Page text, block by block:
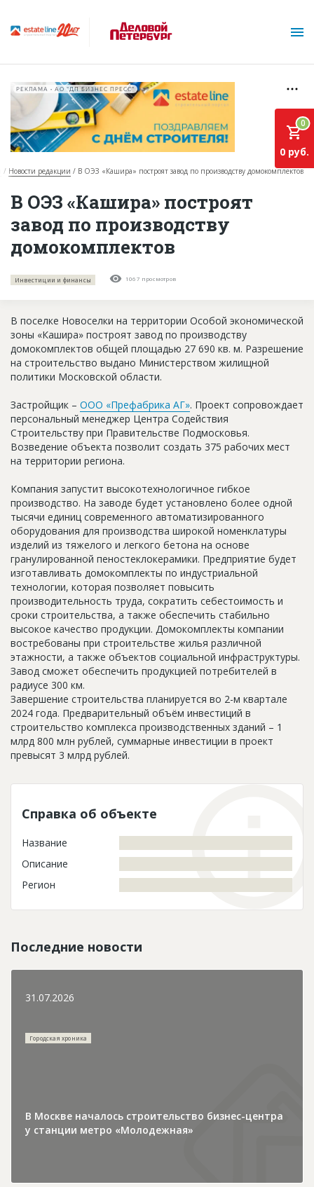
О проекте
Горячие объекты
База строящихся объектов
Инвестпроекты
Глоссарий
Новости
Платные услуги
Пресс-релизы
Правила работы
Контакты
Личный кабинет
РЕКЛАМА • АО "ДП БИЗНЕС ПРЕСС"
Новости редакции В ОЭЗ «Кашира» построят завод по производству домокомплектов
В ОЭЗ «Кашира» построят
завод по производству
домокомплектов
Инвестиции и финансы 1067 просмотров
0
0 руб.
В поселке Новоселки на территории Особой экономической
зоны «Кашира» построят завод по производству
домокомплектов общей площадью 27 690 кв. м. Разрешение
на строительство выдано Министерством жилищной
политики Московской области.
Застройщик – ООО «Префабрика АГ». Проект сопровождает
персональный менеджер Центра Содействия
Строительству при Правительстве Подмосковья.
Возведение объекта позволит создать 375 рабочих мест
на территории региона.
Компания запустит высокотехнологичное гибкое
производство. На заводе будет установлено более одной
тысячи единиц современного автоматизированного
оборудования для производства широкой номенклатуры
изделий из тяжелого и легкого бетона на основе
гранулированной пеностеклокерамики. Предприятие будет
изготавливать домокомплекты по индустриальной
технологии, которая позволяет повысить
производительность труда, сократить себестоимость и
сроки строительства, а также обеспечить стабильно
высокое качество продукции. Домокомплекты компании
востребованы при строительстве жилья различной
этажности, а также объектов социальной инфраструктуры.
Завод сможет обеспечить продукцией потребителей в
радиусе 300 км.
Завершение строительства планируется во 2-м квартале
2024 года. Предварительный объём инвестиций в
строительство комплекса производственных зданий – 1
млрд 800 млн рублей, суммарные инвестиции в проект
превысят 3 млрд рублей.
Справка об объекте
Название
Описание
Регион
Последние новости
31.07.2026
Городская хроника
В Москве началось строительство бизнес-центра
у станции метро «Молодежная»